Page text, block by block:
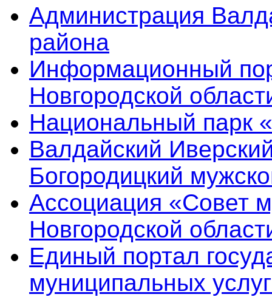
Администрация
района
Информационный
Новгородской
Национальный парк
Валдайский
Богородицкий
Ассоциация «Совет
Новгородской
Единый портал
муниципальных